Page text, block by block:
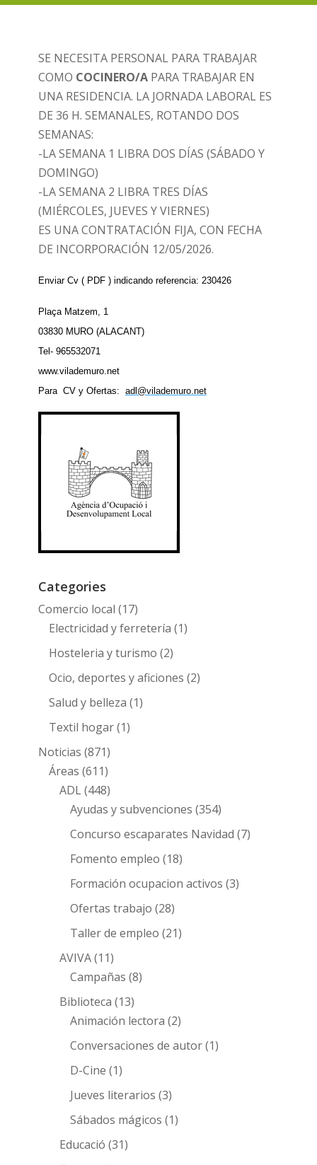
SE NECESITA PERSONAL PARA TRABAJAR
COMO COCINERO/APARA TRABAJAR EN
UNA RESIDENCIA. LA JORNADA LABORAL ES
DE 36 H. SEMANALES, ROTANDO DOS
SEMANAS:
-LA SEMANA 1 LIBRA DOS DÍAS (SÁBADO Y
DOMINGO)
-LA SEMANA 2 LIBRA TRES DÍAS
(MIÉRCOLES, JUEVES Y VIERNES)
ES UNA CONTRATACIÓN FIJA, CON FECHA
DE INCORPORACIÓN 12/05/2026.
Enviar Cv ( PDF ) indicando referencia: 230426
Plaça Matzem, 1
03830 MURO (ALACANT)
Tel- 965532071
www.vilademuro.net
Para CV y Ofertas: adl@vilademuro.net
Categories
Comercio local (17)
Electricidad y ferretería (1)
Hosteleria y turismo (2)
Ocio, deportes y aficiones (2)
Salud y belleza (1)
Textil hogar(1)
Noticias (871)
Áreas (611)
ADL(448)
Ayudas y subvenciones (354)
Concurso escaparates Navidad (7)
Fomento empleo (18)
Formación ocupacion activos (3)
Ofertas trabajo (28)
Taller de empleo (21)
AVIVA(11)
Campañas (8)
Biblioteca (13)
Animación lectora (2)
Conversaciones de autor(1)
D-Cine (1)
Jueves literarios (3)
Sábados mágicos (1)
Educació (31)